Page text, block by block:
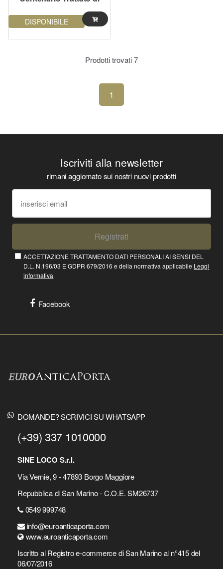
DISPONIBILE
Prodotti trovati7
1
Iscriviti alla newsletter
rimani aggiornato sui nostri nuovi prodotti
Registrati
ACCETTAZIONE TRATTAMENTO DATI PERSONALI AI SENSI DEL
D.L. N.196/03 E GDPR 679/2016 e della normativa applicabile Leggi
informativa
Facebook
DOMANDE? SCRIVICI SU WHATSAPP
(+39) 337 1010000
SINE LOCO S.r.l.
Via Vernie, 9 - 47893 Borgo Maggiore
Repubblica di San Marino - C.O.E. SM26737
0549 999748
info@euroanticaporta.com
www.euroanticaporta.com
Iscritto al Registro e-commerce di San Marino al n°415 del
06/07/2016